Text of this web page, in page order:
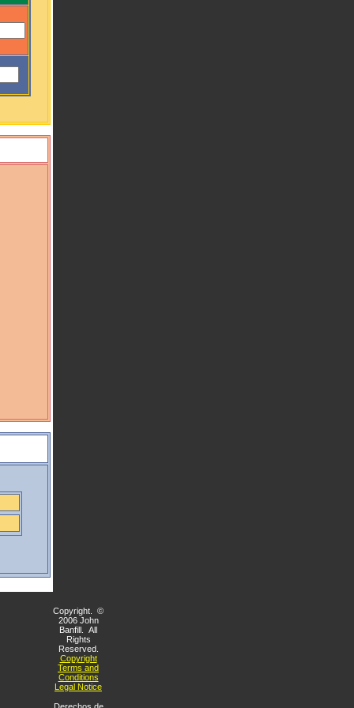
Copyright. ©
2006 John
Banfill. All
Rights
Reserved.
Copyright
Terms and
Conditions
Legal Notice